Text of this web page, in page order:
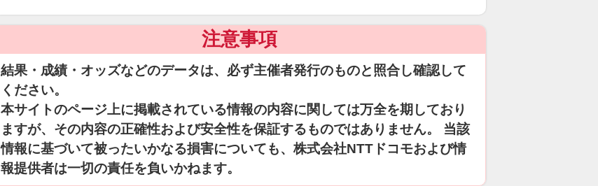
注意事項
結果・成績・オッズなどのデータは、必ず主催者発行のものと照合し確認して
ください。
本サイトのページ上に掲載されている情報の内容に関しては万全を期しており
ますが、その内容の正確性および安全性を保証するものではありません。 当該
情報に基づいて被ったいかなる損害についても、株式会社NTTドコモおよび情
報提供者は一切の責任を負いかねます。